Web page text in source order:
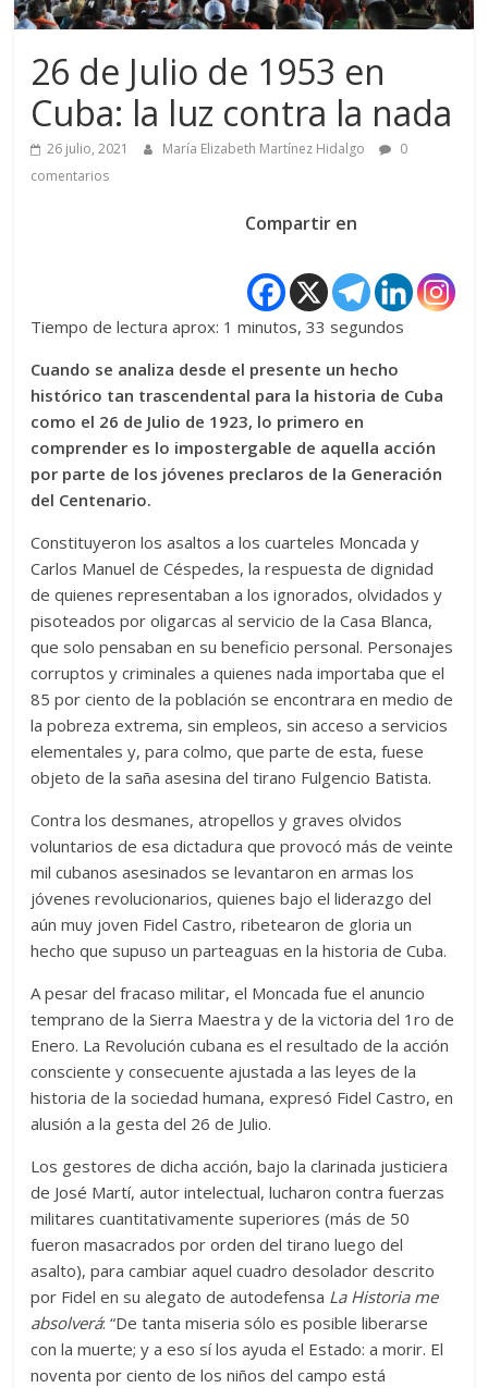
26 de Julio de 1953 en
Cuba: la luz contra la nada
26 julio, 2021 María Elizabeth Martínez Hidalgo
0
comentarios
Compartir en
Tiempo de lectura aprox: 1 minutos, 33 segundos
Cuando se analiza desde el presente un hecho
histórico tan trascendental para la historia de Cuba
como el 26 de Julio de 1923, lo primero en
comprender es lo impostergable de aquella acción
por parte de los jóvenes preclaros de la Generación
del Centenario.
Constituyeron los asaltos a los cuarteles Moncada y
Carlos Manuel de Céspedes, la respuesta de dignidad
de quienes representaban a los ignorados, olvidados y
pisoteados por oligarcas al servicio de la Casa Blanca,
que solo pensaban en su beneficio personal. Personajes
corruptos y criminales a quienes nada importaba que el
85 por ciento de la población se encontrara en medio de
la pobreza extrema, sin empleos, sin acceso a servicios
elementales y, para colmo, que parte de esta, fuese
objeto de la saña asesina del tirano Fulgencio Batista.
Contra los desmanes, atropellos y graves olvidos
voluntarios de esa dictadura que provocó más de veinte
mil cubanos asesinados se levantaron en armas los
jóvenes revolucionarios, quienes bajo el liderazgo del
aún muy joven Fidel Castro, ribetearon de gloria un
hecho que supuso un parteaguas en la historia de Cuba.
A pesar del fracaso militar, el Moncada fue el anuncio
temprano de la Sierra Maestra y de la victoria del 1ro de
Enero. La Revolución cubana es el resultado de la acción
consciente y consecuente ajustada a las leyes de la
historia de la sociedad humana, expresó Fidel Castro, en
alusión a la gesta del 26 de Julio.
Los gestores de dicha acción, bajo la clarinada justiciera
de José Martí, autor intelectual, lucharon contra fuerzas
militares cuantitativamente superiores (más de 50
fueron masacrados por orden del tirano luego del
asalto), para cambiar aquel cuadro desolador descrito
por Fidel en su alegato de autodefensa La Historia me
absolverá: “De tanta miseria sólo es posible liberarse
con la muerte; y a eso sí los ayuda el Estado: a morir. El
noventa por ciento de los niños del campo está